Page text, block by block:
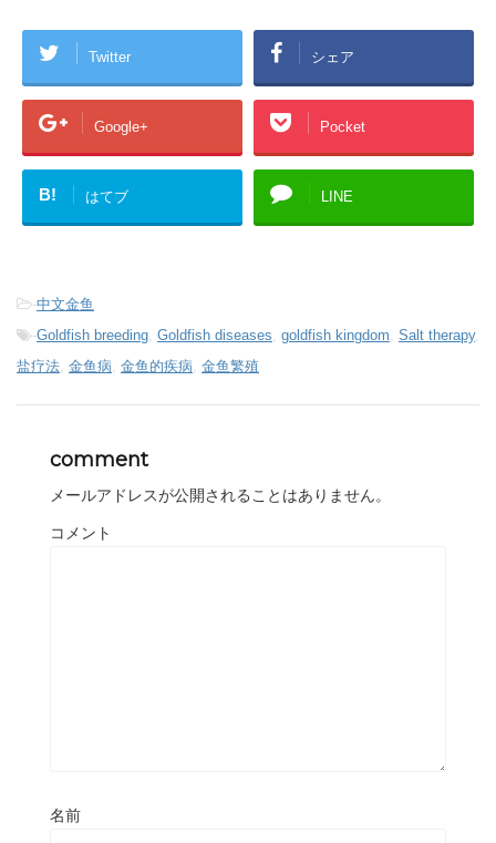
Twitter シェア
Google+ Pocket
B! はてブ LINE
-中文金鱼
-Goldfish breeding, Goldfish diseases, goldfish kingdom, Salt therapy,
盐疗法, 金鱼病, 金鱼的疾病, 金鱼繁殖
comment
メールアドレスが公開されることはありません。
コメント
名前